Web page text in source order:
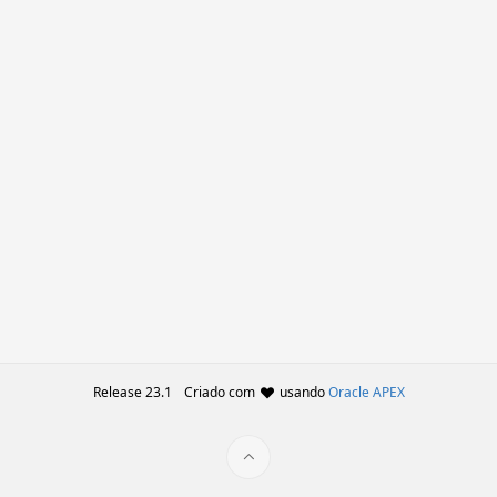
Release 23.1 Criado com usandoOracle APEX